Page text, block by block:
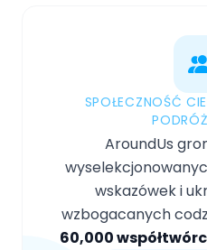
SPOŁECZNOŚĆ
AroundUs
wskazówek i
wzbogacanych
60,000